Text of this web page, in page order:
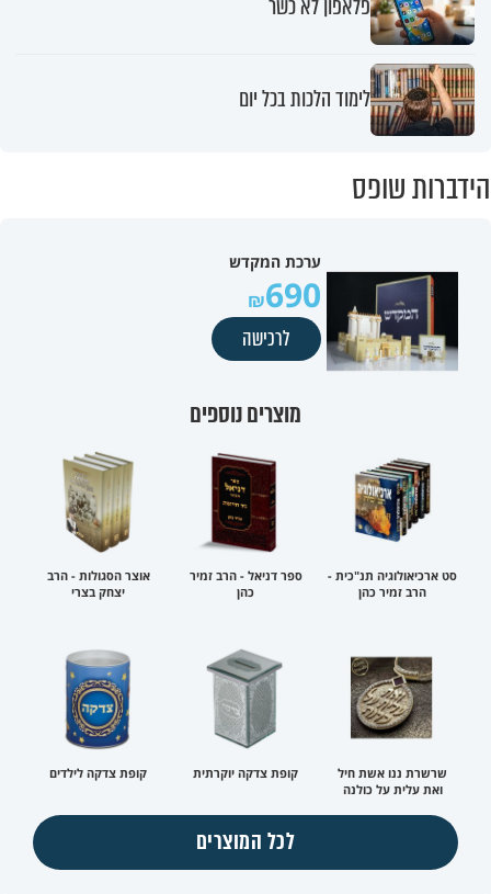
פלאפון לא כשר
לימוד הלכות בכל יום
הידברות שופס
ערכת המקדש
690
לרכישה
מוצרים נוספים
סט ארכיאולוגיה תנ"כית -
הרב זמיר כהן
ספר דניאל - הרב זמיר
כהן
אוצר הסגולות - הרב
יצחק בצרי
שרשרת ננו אשת חיל
ואת עלית על כולנה
קופת צדקה יוקרתית קופת צדקה לילדים
לכל המוצרים